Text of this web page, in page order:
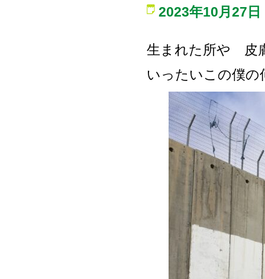
2023年10月27日
生まれた所や 皮
いったいこの僕